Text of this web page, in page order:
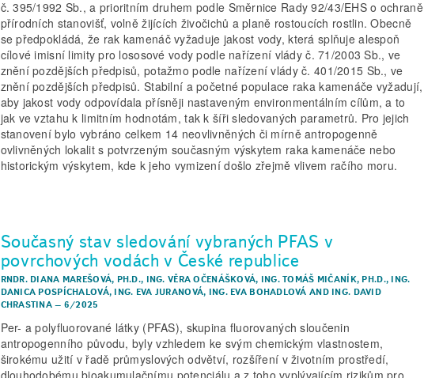
č. 395/1992 Sb., a prioritním druhem podle Směrnice Rady 92/43/EHS o ochraně
přírodních stanovišť, volně žijících živočichů a planě rostoucích rostlin. Obecně
se předpokládá, že rak kamenáč vyžaduje jakost vody, která splňuje alespoň
cílové imisní limity pro lososové vody podle nařízení vlády č. 71/2003 Sb., ve
znění pozdějších předpisů, potažmo podle nařízení vlády č. 401/2015 Sb., ve
znění pozdějších předpisů. Stabilní a početné populace raka kamenáče vyžadují,
aby jakost vody odpovídala přísněji nastaveným environmentálním cílům, a to
jak ve vztahu k limitním hodnotám, tak k šíři sledovaných parametrů. Pro jejich
stanovení bylo vybráno celkem 14 neovlivněných či mírně antropogenně
ovlivněných lokalit s potvrzeným současným výskytem raka kamenáče nebo
historickým výskytem, kde k jeho vymizení došlo zřejmě vlivem račího moru.
Současný stav sledování vybraných PFAS v
povrchových vodách v České republice
RNDR. DIANA MAREŠOVÁ, PH.D., ING. VĚRA OČENÁŠKOVÁ, ING. TOMÁŠ MIČANÍK, PH.D., ING.
DANICA POSPÍCHALOVÁ, ING. EVA JURANOVÁ, ING. EVA BOHADLOVÁ AND ING. DAVID
CHRASTINA – 6/2025
Per- a polyfluorované látky (PFAS), skupina fluorovaných sloučenin
antropogenního původu, byly vzhledem ke svým chemickým vlastnostem,
širokému užití v řadě průmyslových odvětví, rozšíření v životním prostředí,
dlouhodobému bio­akumulačnímu potenciálu a z toho vyplývajícím rizikům pro